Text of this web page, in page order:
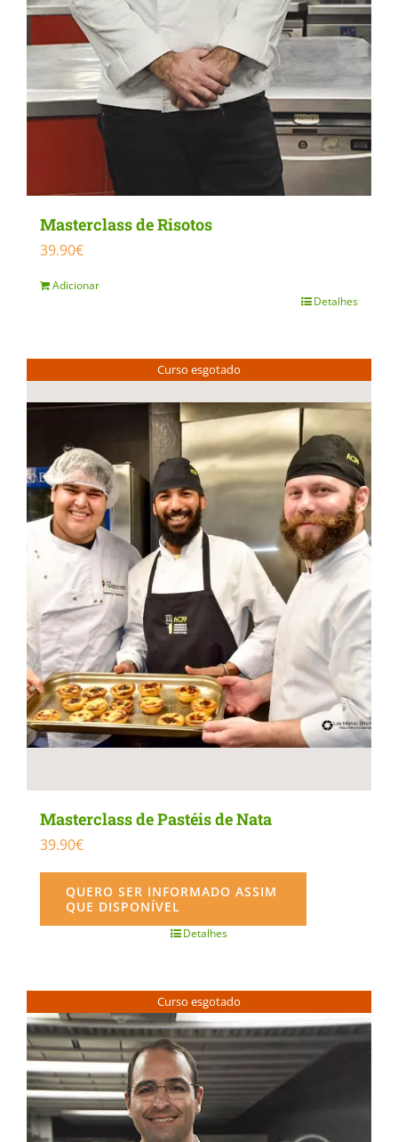
Masterclass de Risotos
39.90€
Adicionar
Detalhes
Curso esgotado
Masterclass de Pastéis de Nata
39.90€
QUERO SER INFORMADO ASSIM
QUE DISPONÍVEL
Detalhes
Curso esgotado